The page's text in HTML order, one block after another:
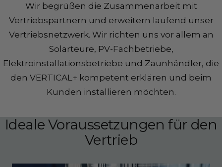
Wir begrüßen die Zusammenarbeit mit
Vertriebspartnern und erweitern laufend unser
Vertriebsnetzwerk. Wir richten uns vor allem an
Solarteure, PV-Fachbetriebe,
Elektroinstallationsbetriebe und Zaunhändler, die
den VERTICAL+ kompetent erklären und beim
Kunden installieren möchten.
Ideale Voraussetzungen für den
Vertrieb